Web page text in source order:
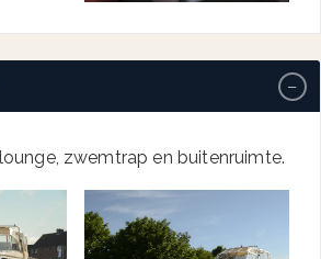
−
zwemtrap en buitenruimte.